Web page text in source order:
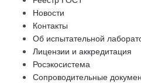
Новости
Контакты
Об испытательной
Лицензии и аккредитация
Росэкосистема
Сопроводительные